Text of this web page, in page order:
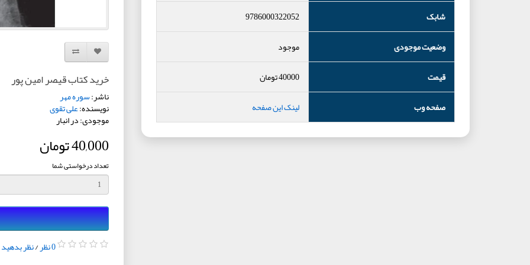
شابک
9786000322052
وضعیت موجودی
موجود
قیمت
40000تومان
صفحه وب
لینک این صفحه
افزودن به لیست دلخواه
مقایسه این محصول
خرید کتاب قیصر امین پور
ناشر:سوره مهر
نویسنده:علی تقوی
موجودی: در انبار
40,000 تومان
تعداد درخواستی شما
0 نظر /نظر بدهید